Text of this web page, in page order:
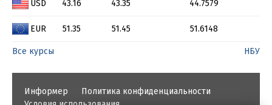
USD 43.16 43.35 44.7579
EUR 51.35 51.45 51.6148
Все курсы НБУ
Информер
Политика конфиденциальности